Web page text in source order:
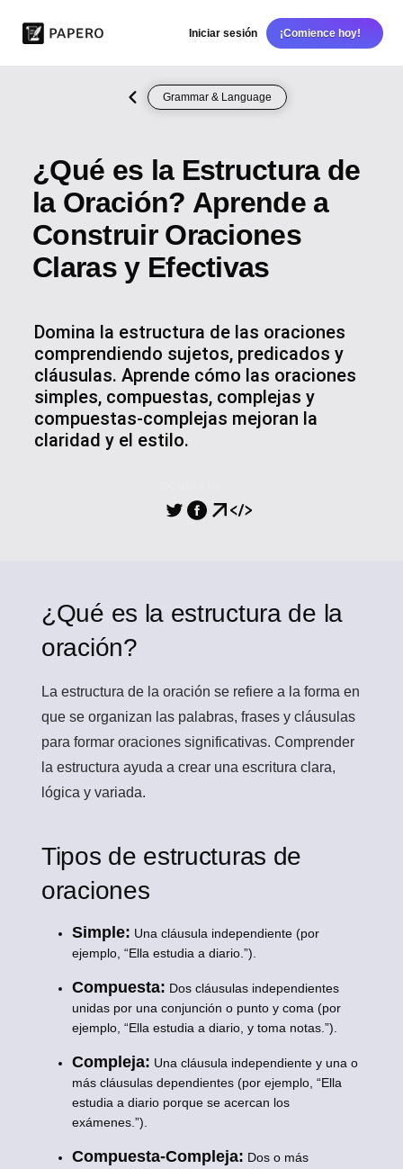
Iniciar sesión ¡Comience hoy!
Grammar & Language
¿Qué es la Estructura de
la Oración? Aprende a
Construir Oraciones
Claras y Efectivas
Domina la estructura de las oraciones
comprendiendo sujetos, predicados y
cláusulas. Aprende cómo las oraciones
simples, compuestas, complejas y
compuestas-complejas mejoran la
claridad y el estilo.
¿Qué es la estructura de la
oración?
La estructura de la oración se refiere a la forma en
que se organizan las palabras, frases y cláusulas
para formar oraciones significativas. Comprender
la estructura ayuda a crear una escritura clara,
lógica y variada.
Tipos de estructuras de
oraciones
Simple: Una cláusula independiente (por
ejemplo, “Ella estudia a diario.”).
Compuesta: Dos cláusulas independientes
unidas por una conjunción o punto y coma (por
ejemplo, “Ella estudia a diario, y toma notas.”).
Compleja: Una cláusula independiente y una o
más cláusulas dependientes (por ejemplo, “Ella
estudia a diario porque se acercan los
exámenes.”).
Compuesta-Compleja: Dos o más